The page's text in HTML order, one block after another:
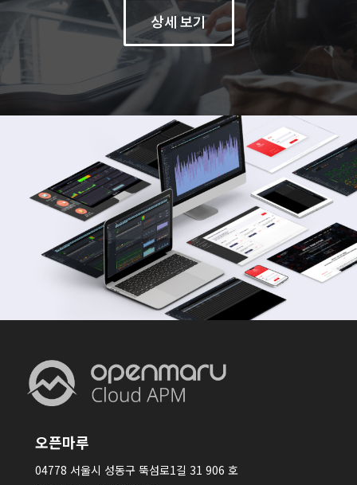
상세 보기
오픈마루
04778 서울시 성동구 뚝섬로1길 31 906 호